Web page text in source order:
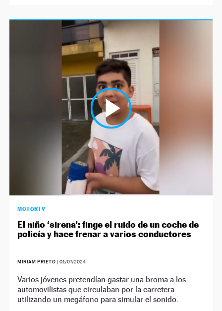
MOTORTV
El niño ‘sirena’: finge el ruido de un coche de
policía y hace frenar a varios conductores
MIRIAM PRIETO | 01/07/2024
Varios jóvenes pretendían gastar una broma a los
automovilistas que circulaban por la carretera
utilizando un megáfono para simular el sonido.